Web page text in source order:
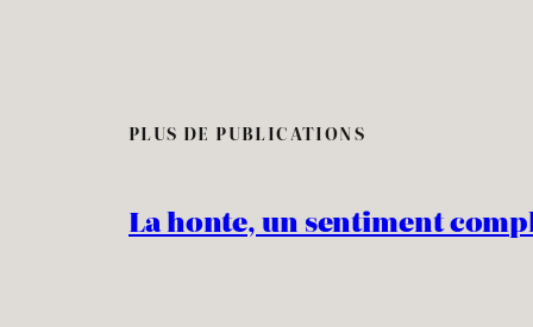
PLUS DE PUBLICATIONS
La honte, un sentiment